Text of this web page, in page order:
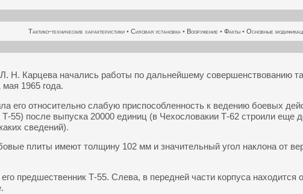
Тактико-технические характеристики• Силовая установка • Вооружение • Факты• Основные
Л. Н. Карцева начались работы по дальнейшему совершенствованию
1965 года.
его относительно слабую приспособленность к ведению боевых
после выпуска 20000 единиц (в Чехословакии Т-62 строили еще
сведений).
плиты имеют толщину 102 мм и значительный угол наклона от
предшественник Т-55. Слева, в передней части корпуса